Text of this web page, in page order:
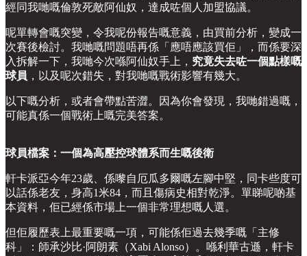
經同我哋嘅倫敦死敵阿仙奴，達成咗個人加盟協議。
呢單轉會嘅突變，令我呢份報告嘅意義，由買前分析，變成一
次賽後檢討。我哋嘅問題唔再係「應唔應該買佢」，而係要深
入拆解一下，我哋今次喺阿仙奴手上， 究竟失去咗一個點樣嘅
球員 ，以及呢次錯失，對我哋嘅戰術影響有幾大。
以下嘅分析，或者會帶點苦澀。因為你會發現，我哋錯過嘅，
可能真係一個戰術上嘅完美答案。
球員檔案：一個為高壓控球體系而生嘅後衛
軒卡派亞今年23歲、係嚟自厄瓜多爾嘅左腳中堅，同卡些度可
以話係老友，身高1米84，而且傷病史相對乾淨。單睇呢啲基
本資料，佢已經係市場上一個非常理想嘅人選。
但佢履歷表上最重要嘅一項，可能係佢過去幾季嘅「主修
科」：師承沙比·阿朗素（Xabi Alonso）。喺利華古遜，軒卡